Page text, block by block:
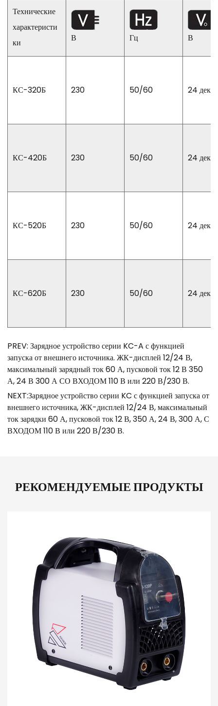
Технические
характеристи
ки
В Гц В
КС-320Б 230 50/60 24
КС-420Б 230 50/60 24
КС-520Б 230 50/60 24
КС-620Б 230 50/60 24
PREV: Зарядное устройство серии KC-A с функцией
запуска от внешнего источника. ЖК-дисплей 12/24 В,
максимальный зарядный ток 60 А, пусковой ток 12 В 350
А, 24 В 300 А СО ВХОДОМ 110 В или 220 В/230 В.
NEXT:Зарядное устройство серии KC с функцией запуска от
внешнего источника, ЖК-дисплей 12/24 В, максимальный
ток зарядки 60 А, пусковой ток 12 В, 350 А, 24 В, 300 А, С
ВХОДОМ 110 В или 220 В/230 В.
РЕКОМЕНДУЕМЫЕ ПРОДУКТЫ